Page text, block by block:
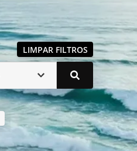
LIMPAR FILTROS